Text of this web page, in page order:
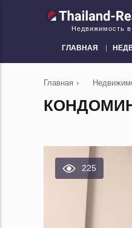
Недвижимость
ГЛАВНАЯ
Главная ›
225